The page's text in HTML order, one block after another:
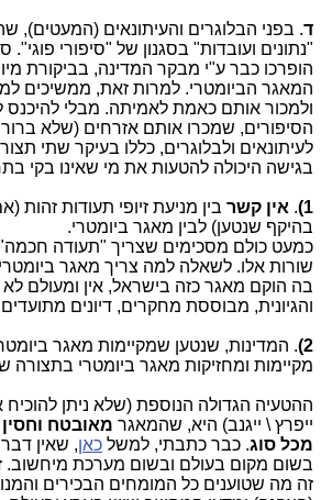
ד. בפני הבלוגרים והעיתונאים (המעטים),
"נתונים ועובדות" בסגנון של "סיפורי
הופרכו כבר ע"י מבקר המדינה, בביקורת
המאגר הביומטרי. למרות זאת, ממשיכים
ולמכור אותם כאמת לאמיתה. מבלי להיכנס
הסיפורים, שמכרו אותם אזרחים (שלא
לעיתונאים ולבלוגרים, כללו בעיקר שתי
בגישה היכולה להטעות את מי שאינו בקי
1)
. אין קשר בין מניעת זיופי תעודות זהות
בהיקף שנטען) לבין מאגר ביומטרי.
כמעט כולם מסכימים שצריך "תעודה
שורות אלו. לשאלה למה צריך מאגר
בה הוקם מאגר כזה בישראל, אין ומעולם
והגיונית, מבוססת מחקרים, דיונים מתועדים
2) . המדינות, שנטען שמקיימות מאגר
מקיימות ומחזיקות מאגר ביומטרי
ההטעיה הגדולה הנוספת (שלא ניתן
ייפרץ \ ייגנב) היא, שהמאגר מאובטח
מכל סוג. כבר כתבתי, למשל כאן, שאין
בשום מקום בעולם ובשום מערכת מיחשוב.
זה מה שטוענים כל המומחים הבכירים